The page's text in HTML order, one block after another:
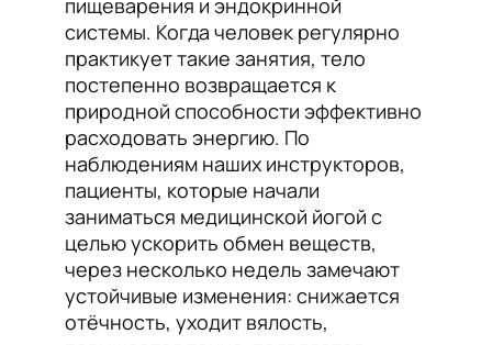
пищеварения и эндокринной
системы. Когда человек регулярно
практикует такие занятия, тело
постепенно возвращается к
природной способности эффективно
расходовать энергию. По
наблюдениям наших инструкторов,
пациенты, которые начали
заниматься медицинской йогой с
целью ускорить обмен веществ,
через несколько недель замечают
устойчивые изменения: снижается
отёчность, уходит вялость,